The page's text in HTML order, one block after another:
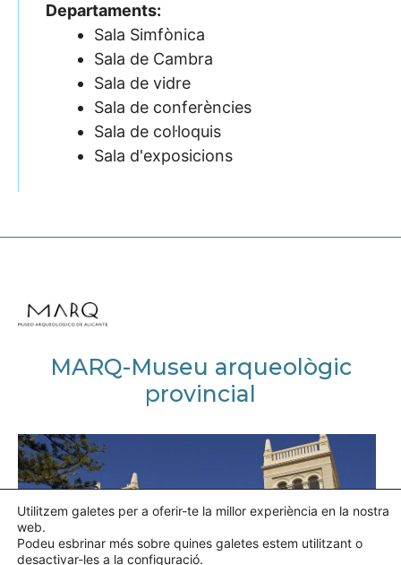
Departaments:
Sala Simfònica
Sala de Cambra
Sala de vidre
Sala de conferències
Sala de col·loquis
Sala d'exposicions
MARQ-Museu arqueològic
provincial
Utilitzem galetes per a oferir-te la millor experiència en la nostra
web.
Podeu esbrinar més sobre quines galetes estem utilitzant o
desactivar-les a la configuració.